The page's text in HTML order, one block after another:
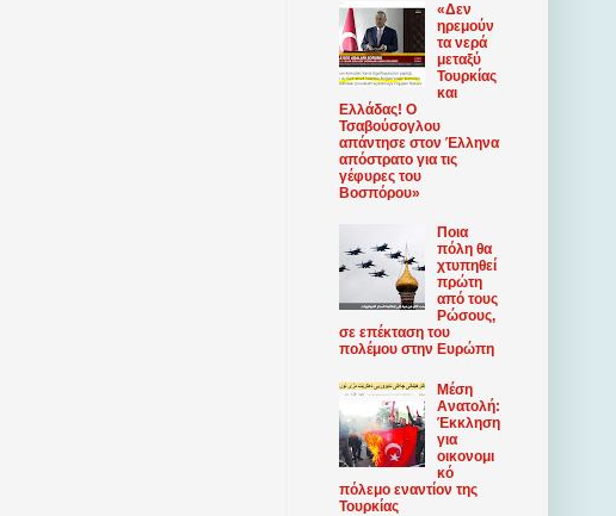
«Δεν
ηρεμούν
τα νερά
μεταξύ
Τουρκίας
και
Ελλάδας! Ο
Τσαβούσογλου
απάντησε στον Έλληνα
απόστρατο για τις
γέφυρες του
Βοσπόρου»
Ποια
πόλη θα
χτυπηθεί
πρώτη
από τους
Ρώσους,
σε επέκταση του
πολέμου στην Ευρώπη
Μέση
Ανατολή:
Έκκληση
για
οικονομι
κό
πόλεμο εναντίον της
Τουρκίας